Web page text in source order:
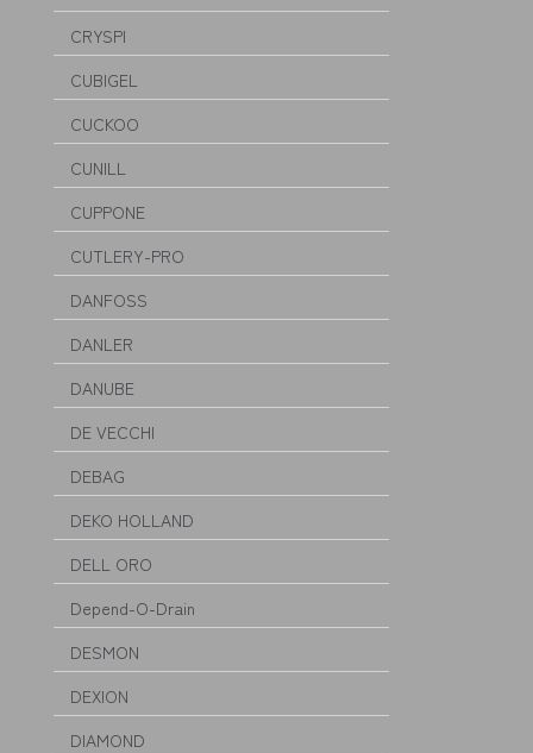
CRYSPI
CUBIGEL
CUCKOO
CUNILL
CUPPONE
CUTLERY-PRO
DANFOSS
DANLER
DANUBE
DE VECCHI
DEBAG
DEKO HOLLAND
DELL ORO
Depend-O-Drain
DESMON
DEXION
DIAMOND